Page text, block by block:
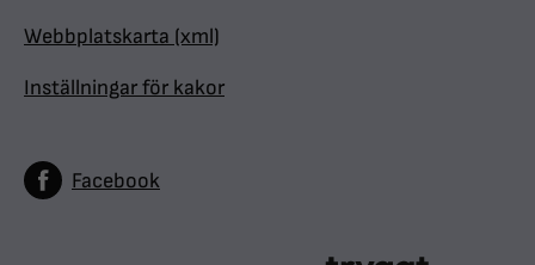
Webbplatskarta (xml)
Inställningar för kakor
Facebook